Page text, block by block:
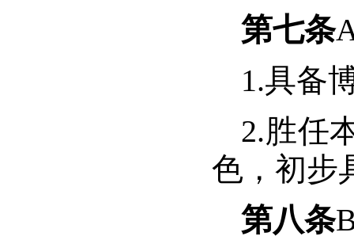
第七条
1.具备
2.胜任
色，初步
第八条